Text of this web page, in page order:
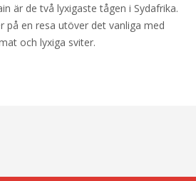
är de två lyxigaste tågen i Sydafrika.
på en resa utöver det vanliga med
och lyxiga sviter.